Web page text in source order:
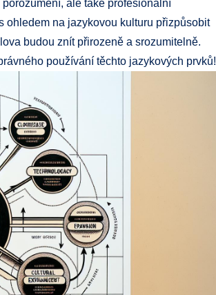
ale také profesionální
ohledem na jazykovou kulturu přizpůsobit
budou znít přirozeně a srozumitelně.
používání těchto jazykových prvků!